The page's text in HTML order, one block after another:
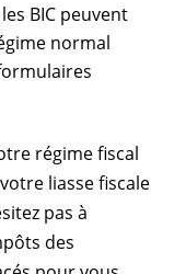
BIC peuvent
normal
régime fiscal
liasse fiscale
pas à
des